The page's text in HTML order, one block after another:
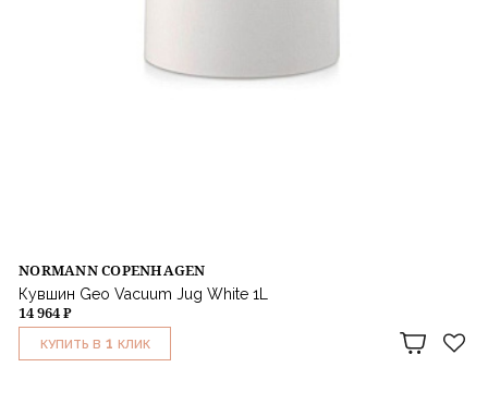
NORMANN COPENHAGEN
Кувшин Geo Vacuum Jug White 1L
14 964 ₽
КУПИТЬ В 1 КЛИК